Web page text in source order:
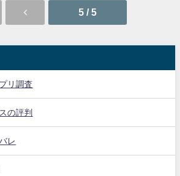
5 / 5
リ調査
の評判
レ